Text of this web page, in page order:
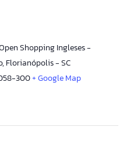
Shopping Ingleses -
Florianópolis - SC
300+ Google Map